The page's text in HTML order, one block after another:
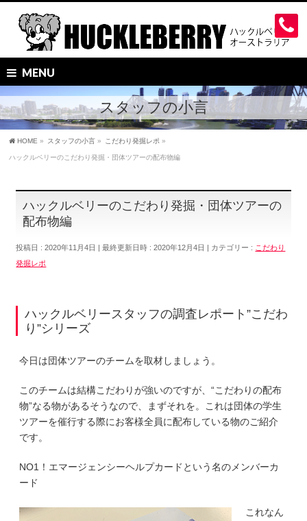
MENU
スタッフの小言
HOME » スタッフの小言 » こだわり発掘レポ »
ハックルベリーのこだわり発掘・団体ツアーの配布物編
ハックルベリーのこだわり発掘・団体ツアーの
配布物編
投稿日 : 2020年11月4日 最終更新日時 : 2020年12月4日 カテゴリー : こだわり
発掘レポ
ハックルベリースタッフの調査レポート”こだわ
り”シリーズ
今日は団体ツアーのチームを取材しましょう。
このチームは結構こだわりが強いのですが、“こだわりの配布
物”なる物があるそうなので、まずそれを。これは団体の学生
ツアーを催行する際にお客様全員に配布している物のご紹介
です。
NO1！エマージェンシーヘルプカードという名のメンバーカ
ード
これなん